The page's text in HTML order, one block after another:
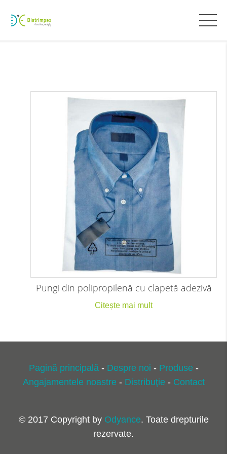
Pungi din polipropilenă cu clapetă adezivă
Citește mai mult
Pagină principală- Despre noi - Produse -
Angajamentele noastre - Distribuţie - Contact
© 2017 Copyright by Odyance. Toate drepturile
rezervate.